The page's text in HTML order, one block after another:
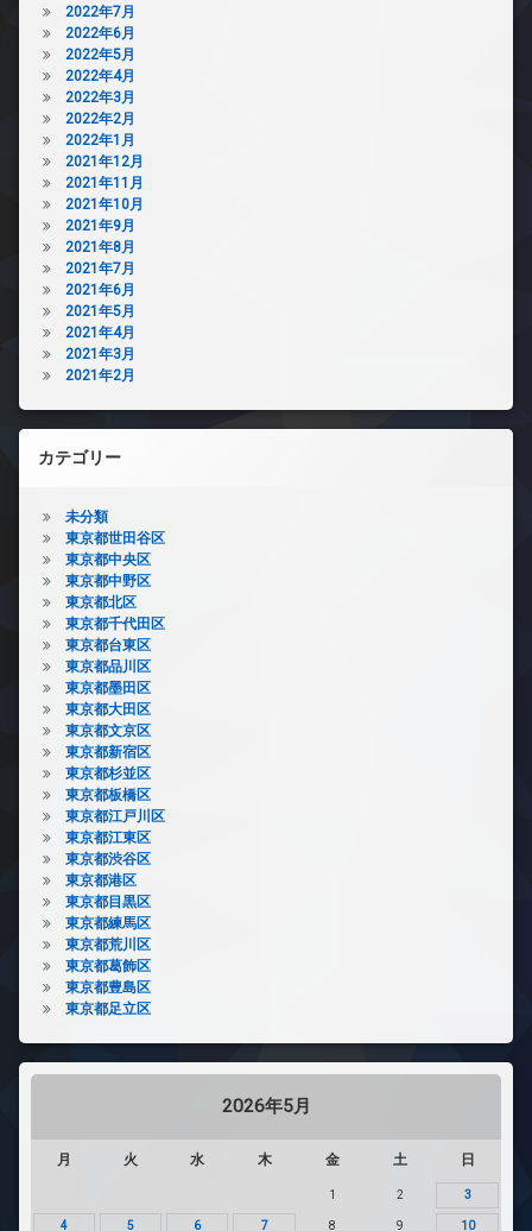
2022年7月
2022年6月
2022年5月
2022年4月
2022年3月
2022年2月
2022年1月
2021年12月
2021年11月
2021年10月
2021年9月
2021年8月
2021年7月
2021年6月
2021年5月
2021年4月
2021年3月
2021年2月
カテゴリー
未分類
東京都世田谷区
東京都中央区
東京都中野区
東京都北区
東京都千代田区
東京都台東区
東京都品川区
東京都墨田区
東京都大田区
東京都文京区
東京都新宿区
東京都杉並区
東京都板橋区
東京都江戸川区
東京都江東区
東京都渋谷区
東京都港区
東京都目黒区
東京都練馬区
東京都荒川区
東京都葛飾区
東京都豊島区
東京都足立区
2026年5月
月 火 水 木 金 土 日
1 2 3
4 5 6 7 8 9 10